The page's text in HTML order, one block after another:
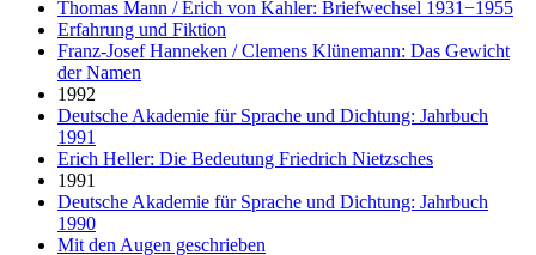
Thomas Mann / Erich von Kahler: Briefwechsel 1931−1955
Erfahrung und Fiktion
Franz-Josef Hanneken / Clemens Klünemann: Das Gewicht
der Namen
1992
Deutsche Akademie für Sprache und Dichtung: Jahrbuch
1991
Erich Heller: Die Bedeutung Friedrich Nietzsches
1991
Deutsche Akademie für Sprache und Dichtung: Jahrbuch
1990
Mit den Augen geschrieben